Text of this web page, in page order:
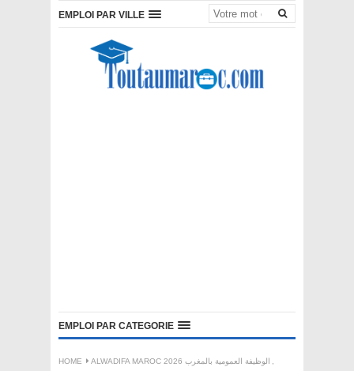
EMPLOI PAR VILLE
EMPLOI PAR CATEGORIE
HOME ALWADIFA MAROC 2026 الوظيفة العمومية بالمغرب
,